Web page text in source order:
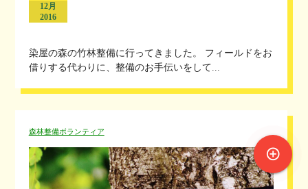
12月
2016
染屋の森の竹林整備に行ってきました。 フィールドをお
借りする代わりに、整備のお手伝いをして...
森林整備ボランティア
control_point